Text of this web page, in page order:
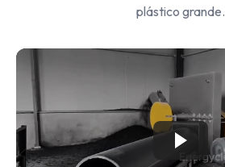
plástico grande.